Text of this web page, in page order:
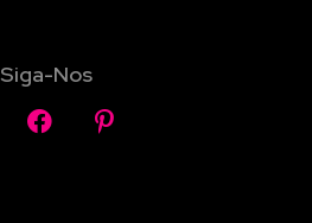
Siga-Nos